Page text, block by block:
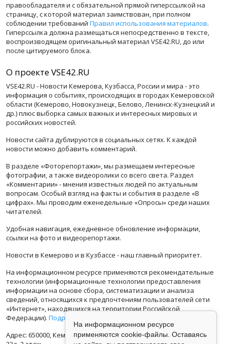
правообладателя и с обязательной прямой гиперссылкой на
страницу, с которой материал заимствован, при полном
соблюдении требований Правил использования материалов.
Гиперссылка должна размещаться непосредственно в тексте,
воспроизводящем оригинальный материал VSE42.RU, до или
после цитируемого блока.
О проекте VSE42.RU
VSE42.RU - Новости Кемерова, Кузбасса, России и мира - это
информация о событиях, происходящих в городах Кемеровской
области (Кемерово, Новокузнецк, Белово, Ленинск-Кузнецкий и
др.) плюс выборка самых важных и интересных мировых и
российских новостей.
Новости сайта дублируются в социальных сетях. К каждой
новости можно добавить комментарий.
В разделе «Фоторепортажи», мы размещаем интересные
фотографии, а также видеоролики со всего света. Раздел
«Комментарии» - мнения известных людей по актуальным
вопросам. Особый взгляд на факты и события в разделе «В
цифрах». Мы проводим еженедельные «Опросы» среди наших
читателей.
Удобная навигация, ежедневное обновление информации,
ссылки на фото и видеорепортажи.
Новости в Кемерово и в Кузбассе - наш главный приоритет.
На информационном ресурсе применяются рекомендательные
технологии (информационные технологии предоставления
информации на основе сбора, систематизации и анализа
сведений, относящихся к предпочтениям пользователей сети
«Интернет», находящихся на территории Российской
Федерации). Подробная информация
Адрес: 650000, Кемеровская Область, г.Кемерово, ул.Кузбасская
На информационном ресурсе
применяются cookie-файлы. Оставаясь